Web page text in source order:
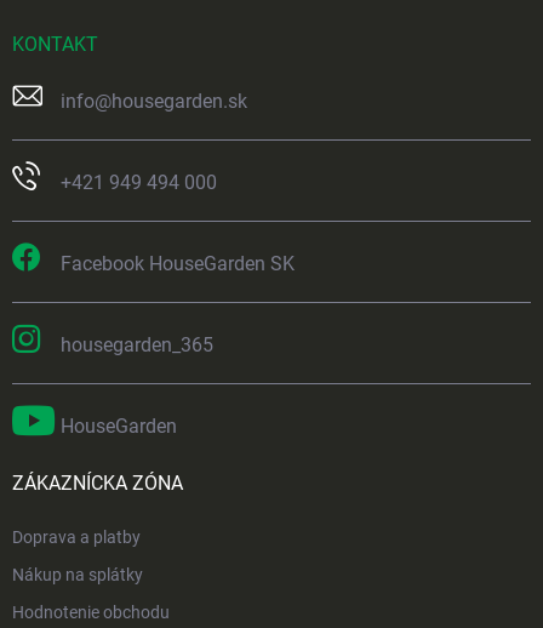
KONTAKT
info@housegarden.sk
+421 949 494 000
Facebook HouseGarden SK
housegarden_365
HouseGarden
ZÁKAZNÍCKA ZÓNA
Doprava a platby
Nákup na splátky
Hodnotenie obchodu